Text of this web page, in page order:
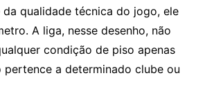
qualidade técnica do jogo, ele
A liga, nesse desenho, não
condição de piso apenas
pertence a determinado clube ou